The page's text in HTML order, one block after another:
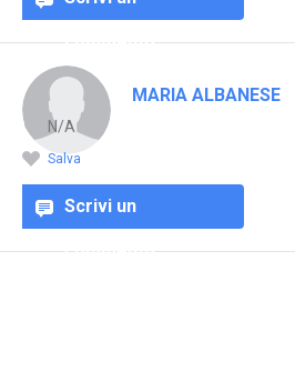
commento
MARIA ALBANESE
N/A
Salva
Scrivi un
commento